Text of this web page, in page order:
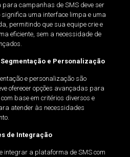
campanhas de SMS deve ser
uma interface limpa e uma
permitindo que sua equipe crie e
eficiente, sem a necessidade de
e Personalização
e personalização são
oferecer opções avançadas para
base em critérios diversos e
atender às necessidades
de Integração
integrar a plataforma de SMS com